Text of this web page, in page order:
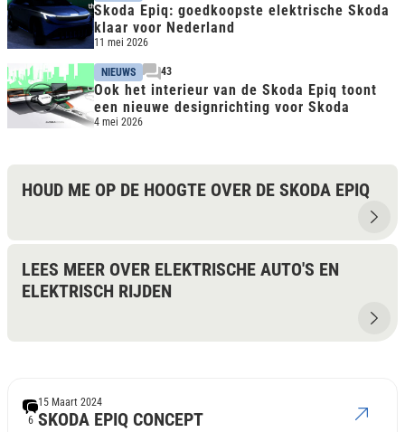
Skoda Epiq: goedkoopste elektrische Skoda
klaar voor Nederland
11 mei 2026
NIEUWS 43
Ook het interieur van de Skoda Epiq toont
een nieuwe designrichting voor Skoda
4 mei 2026
HOUD ME OP DE HOOGTE OVER DE SKODA EPIQ
LEES MEER OVER ELEKTRISCHE AUTO'S EN
ELEKTRISCH RIJDEN
6 SKODA EPIQ CONCEPT
15 Maart 2024